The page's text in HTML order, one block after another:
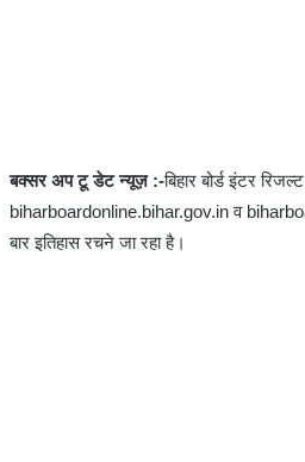
बक्सर अप टू डेट न्यूज़ :-बिहार बोर्ड इंटर
biharboardonline.bihar.gov.in व
बार इतिहास रचने जा रहा है।